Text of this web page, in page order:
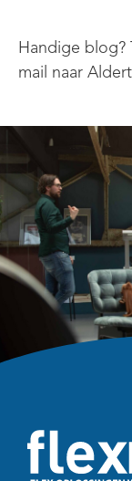
Handige blog?
mail naar Aldert